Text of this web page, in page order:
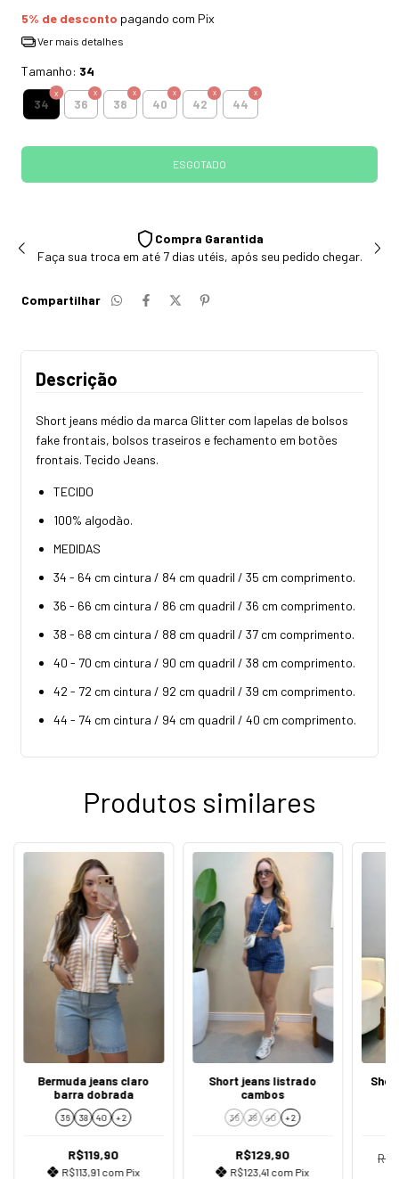
5% de desconto pagando com Pix
Ver mais detalhes
Tamanho: 34
34 36 38 40 42 44
Compra Garantida
Faça sua troca em até 7 dias utéis, após seu pedido chegar.
Compartilhar
Descrição
Short jeans médio da marca Glitter com lapelas de bolsos
fake frontais, bolsos traseiros e fechamento em botões
frontais. Tecido Jeans.
TECIDO
100% algodão.
MEDIDAS
34 - 64 cm cintura / 84 cm quadril / 35 cm comprimento.
36 - 66 cm cintura / 86 cm quadril / 36 cm comprimento.
38 - 68 cm cintura / 88 cm quadril / 37 cm comprimento.
40 - 70 cm cintura / 90 cm quadril / 38 cm comprimento.
42 - 72 cm cintura / 92 cm quadril / 39 cm comprimento.
44 - 74 cm cintura / 94 cm quadril / 40 cm comprimento.
Produtos similares
Bermuda jeans claro
barra dobrada
36 38 40 + 2
R$119,90
R$113,91 com Pix
Short jeans listrado
cambos
36 38 40 + 2
R$129,90
R$123,41 com Pix